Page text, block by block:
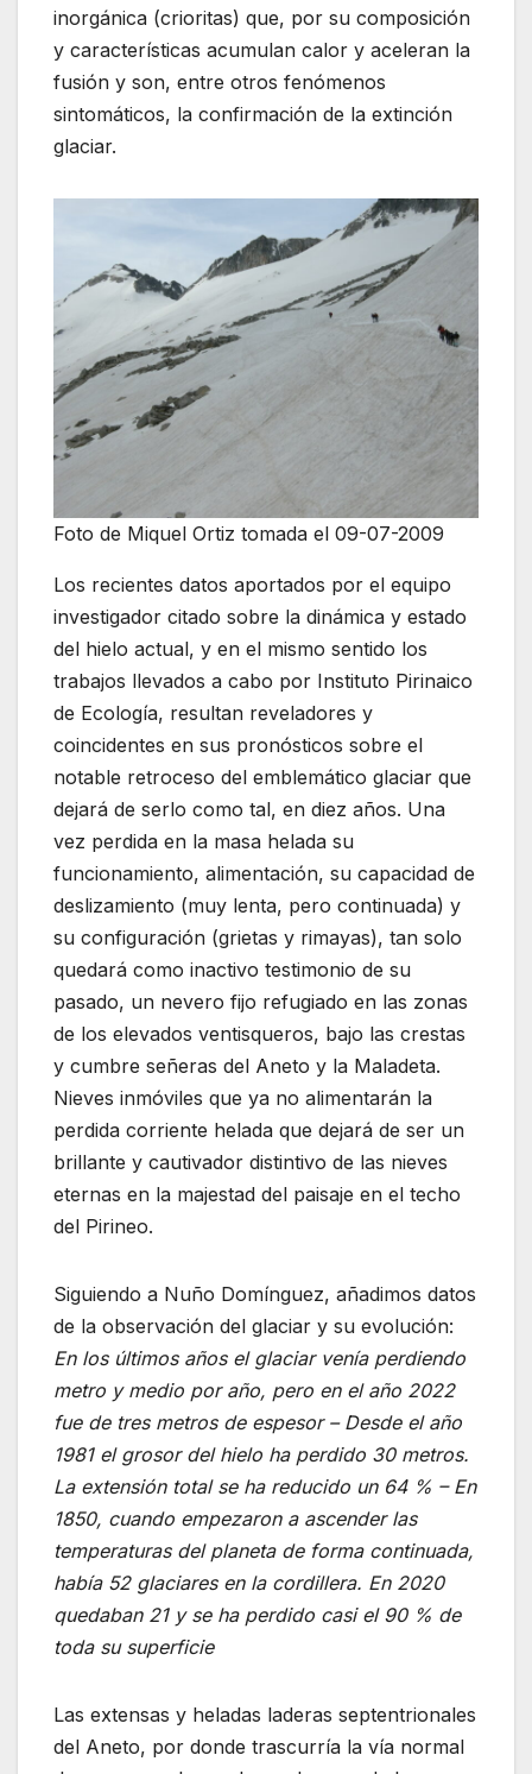
inorgánica (crioritas) que, por su composición
y características acumulan calor y aceleran la
fusión y son, entre otros fenómenos
sintomáticos, la confirmación de la extinción
glaciar.
Foto de Miquel Ortiz tomada el 09-07-2009
Los recientes datos aportados por el equipo
investigador citado sobre la dinámica y estado
del hielo actual, y en el mismo sentido los
trabajos llevados a cabo por Instituto Pirinaico
de Ecología, resultan reveladores y
coincidentes en sus pronósticos sobre el
notable retroceso del emblemático glaciar que
dejará de serlo como tal, en diez años. Una
vez perdida en la masa helada su
funcionamiento, alimentación, su capacidad de
deslizamiento (muy lenta, pero continuada) y
su configuración (grietas y rimayas), tan solo
quedará como inactivo testimonio de su
pasado, un nevero fijo refugiado en las zonas
de los elevados ventisqueros, bajo las crestas
y cumbre señeras del Aneto y la Maladeta.
Nieves inmóviles que ya no alimentarán la
perdida corriente helada que dejará de ser un
brillante y cautivador distintivo de las nieves
eternas en la majestad del paisaje en el techo
del Pirineo.
Siguiendo a Nuño Domínguez, añadimos datos
de la observación del glaciar y su evolución:
En los últimos años el glaciar venía perdiendo
metro y medio por año, pero en el año 2022
fue de tres metros de espesor – Desde el año
1981 el grosor del hielo ha perdido 30 metros.
La extensión total se ha reducido un 64 % – En
1850, cuando empezaron a ascender las
temperaturas del planeta de forma continuada,
había 52 glaciares en la cordillera. En 2020
quedaban 21 y se ha perdido casi el 90 % de
toda su superficie
Las extensas y heladas laderas septentrionales
del Aneto, por donde trascurría la vía normal